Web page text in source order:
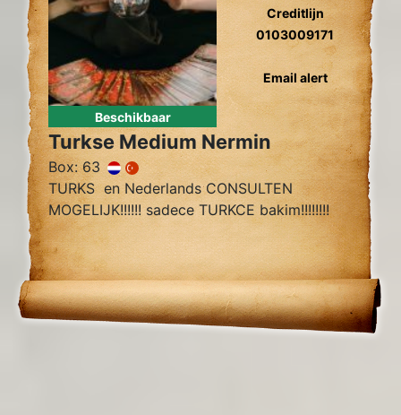
Beschikbaar
Creditlijn
0103009171
Email alert
Turkse Medium Nermin
Box: 63
TURKS en Nederlands CONSULTEN
MOGELIJK!!!!!! sadece TURKCE bakim!!!!!!!!